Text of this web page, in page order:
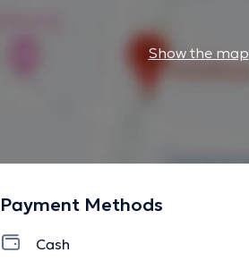
Show the map
Payment Methods
Cash